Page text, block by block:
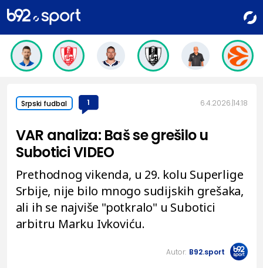
Srpski fudbal 1 6.4.2026. 14:18
VAR analiza: Baš se grešilo u
Subotici VIDEO
Prethodnog vikenda, u 29. kolu Superlige
Srbije, nije bilo mnogo sudijskih grešaka,
ali ih se najviše "potkralo" u Subotici
arbitru Marku Ivkoviću.
Autor: B92.sport